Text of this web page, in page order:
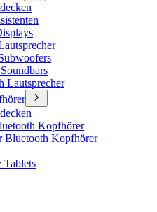
Lautsprecher
Kopfhörer
Bluetooth Kopfhörer
Tablets